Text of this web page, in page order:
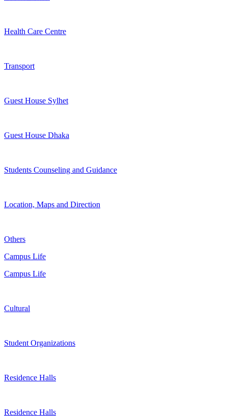
Health Care Centre
Transport
Guest House Sylhet
Guest House Dhaka
Students Counseling and Guidance
Location, Maps and Direction
Others
Campus Life
Campus Life
Cultural
Student Organizations
Residence Halls
Residence Halls